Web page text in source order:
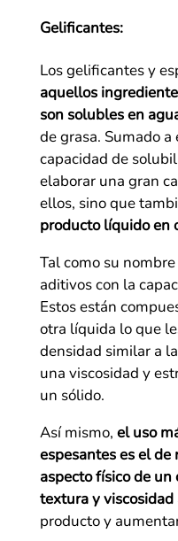
Gelificantes:
Los gelificantes y
aquellos
son solubles en
de grasa. Sumado a
capacidad de
elaborar una gran
ellos, sino que
producto líquido en
Tal como su
aditivos con la
Estos están
otra líquida lo que
densidad similar a
una viscosidad y
un sólido.
Así mismo, el uso
espesantes es el
aspecto físico de un
textura y viscosidad
producto y